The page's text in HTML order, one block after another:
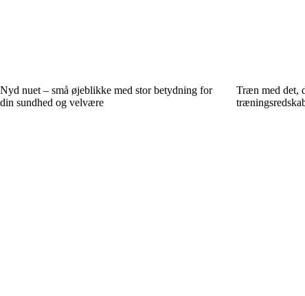
Nyd nuet – små øjeblikke med stor betydning for
din sundhed og velvære
Træn med det,